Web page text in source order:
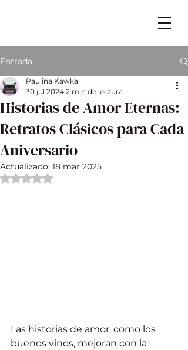
Entrada
Historias de Amor Eternas:
Retratos Clásicos para Cada
Aniversario
Paulina Kawka
30 jul 2024 2 min de lectura
Actualizado: 18 mar 2025
Obtuvo NaN de 5 estrellas.
Las historias de amor, como los
buenos vinos, mejoran con la